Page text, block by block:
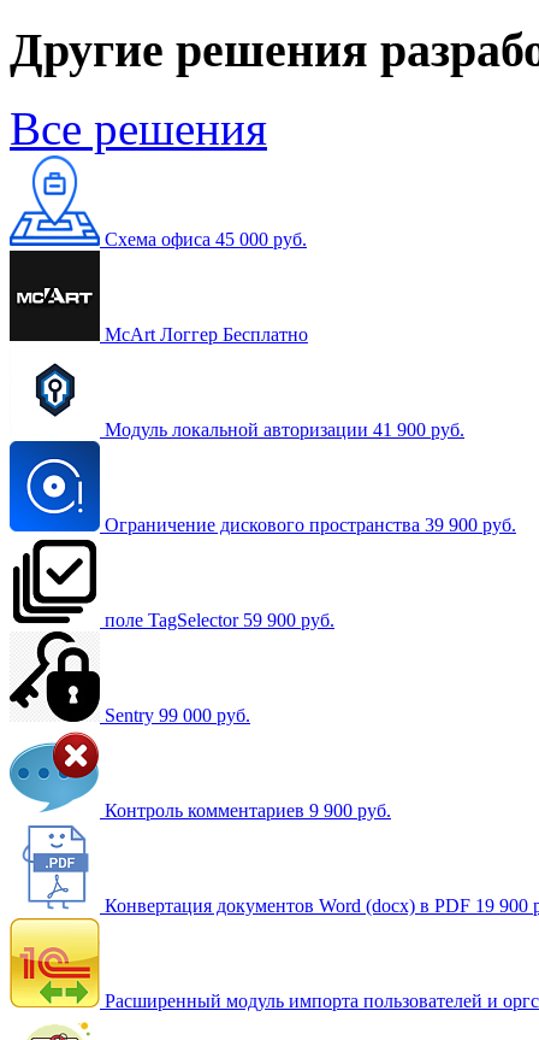
Другие решения
Все решения
Схема офиса 45 000 руб.
McArt Логгер Бесплатно
Модуль локальной авторизации 41 900 руб.
Ограничение дискового пространства 39 900 руб.
поле TagSelector 59 900 руб.
Sentry 99 000 руб.
Контроль комментариев 9 900 руб.
Конвертация документов Word (docx) в PDF 19 900
Расширенный модуль импорта пользователей и